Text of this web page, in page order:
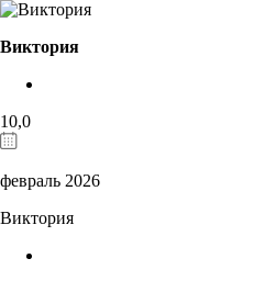
Виктория
10,0
февраль 2026
Виктория